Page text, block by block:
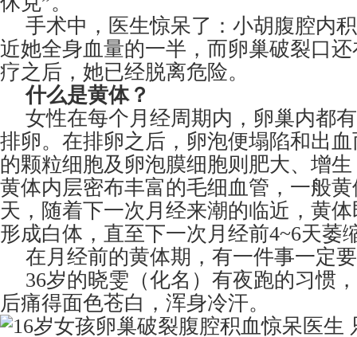
手术中，医生惊呆了：小胡腹腔内
近她全身血量的一半，而卵巢破裂口
疗之后，她已经脱离危险。
什么是黄体？
女性在每个月经周期内，卵巢内都
排卵。在排卵之后，卵泡便塌陷和出
的颗粒细胞及卵泡膜细胞则肥大、增
黄体内层密布丰富的毛细血管，一般
天，随着下一次月经来潮的临近，黄
形成白体，直至下一次月经前4~6天萎
在月经前的黄体期，有一件事一定
36岁的晓雯（化名）有夜跑的习惯
后痛得面色苍白，浑身冷汗。